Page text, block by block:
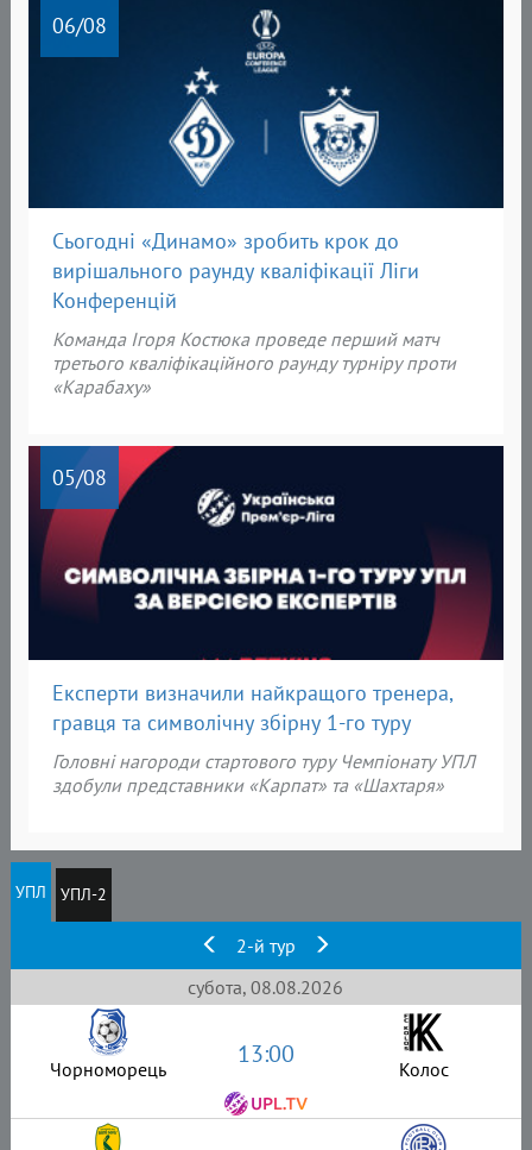
06/08
Сьогодні «Динамо» зробить крок до
вирішального раунду кваліфікації Ліги
Конференцій
Команда Ігоря Костюка проведе перший матч
третього кваліфікаційного раунду турніру проти
«Карабаху»
05/08
Експерти визначили найкращого тренера,
гравця та символічну збірну 1-го туру
Головні нагороди стартового туру Чемпіонату УПЛ
здобули представники «Карпат» та «Шахтаря»
УПЛ УПЛ-2
2-й тур
субота, 08.08.2026
Чорноморець 13:00 Колос